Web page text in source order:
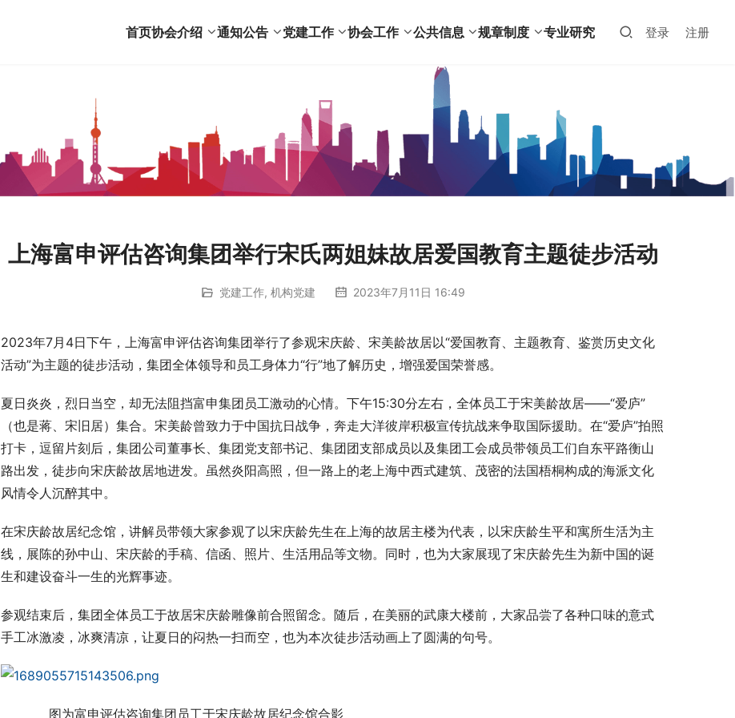
首页协会介绍 通知公告 党建工作 协会工作 公共信息 规章制度 专业研究 登录 注册
上海富申评估咨询集团举行宋氏两姐妹故居爱国教育主题徒步活动
党建工作, 机构党建 2023年7月11日 16:49
2023年7月4日下午，上海富申评估咨询集团举行了参观宋庆龄、宋美龄故居以“爱国教育、主题教育、鉴赏历史文化
活动”为主题的徒步活动，集团全体领导和员工身体力“行”地了解历史，增强爱国荣誉感。
夏日炎炎，烈日当空，却无法阻挡富申集团员工激动的心情。下午15:30分左右，全体员工于宋美龄故居——“爱庐”
（也是蒋、宋旧居）集合。宋美龄曾致力于中国抗日战争，奔走大洋彼岸积极宣传抗战来争取国际援助。在“爱庐”拍照
打卡，逗留片刻后，集团公司董事长、集团党支部书记、集团团支部成员以及集团工会成员带领员工们自东平路衡山
路出发，徒步向宋庆龄故居地进发。虽然炎阳高照，但一路上的老上海中西式建筑、茂密的法国梧桐构成的海派文化
风情令人沉醉其中。
在宋庆龄故居纪念馆，讲解员带领大家参观了以宋庆龄先生在上海的故居主楼为代表，以宋庆龄生平和寓所生活为主
线，展陈的孙中山、宋庆龄的手稿、信函、照片、生活用品等文物。同时，也为大家展现了宋庆龄先生为新中国的诞
生和建设奋斗一生的光辉事迹。
参观结束后，集团全体员工于故居宋庆龄雕像前合照留念。随后，在美丽的武康大楼前，大家品尝了各种口味的意式
手工冰激凌，冰爽清凉，让夏日的闷热一扫而空，也为本次徒步活动画上了圆满的句号。
图为富申评估咨询集团员工于宋庆龄故居纪念馆合影